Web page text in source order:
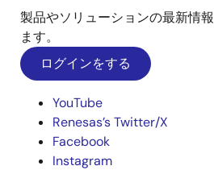
製品やソリューションの最新情
ます。
ログインをする
YouTube
Renesas’s Twitter/X
Facebook
Instagram